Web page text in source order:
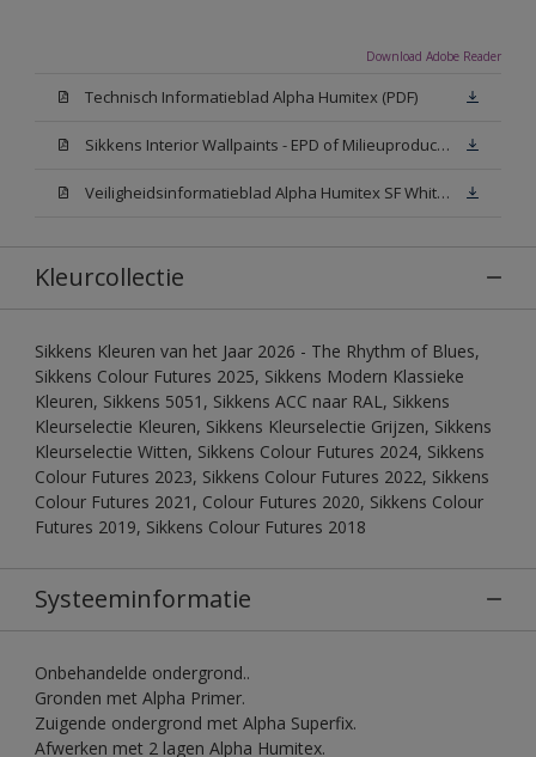
Download Adobe Reader
Technisch Informatieblad Alpha Humitex (PDF)
Sikkens Interior Wallpaints - EPD of Milieuproductverklaring
Veiligheidsinformatieblad Alpha Humitex SF White W05 (MSDS)
Kleurcollectie
Sikkens Kleuren van het Jaar 2026 - The Rhythm of Blues,
Sikkens Colour Futures 2025, Sikkens Modern Klassieke
Kleuren, Sikkens 5051, Sikkens ACC naar RAL, Sikkens
Kleurselectie Kleuren, Sikkens Kleurselectie Grijzen, Sikkens
Kleurselectie Witten, Sikkens Colour Futures 2024, Sikkens
Colour Futures 2023, Sikkens Colour Futures 2022, Sikkens
Colour Futures 2021, Colour Futures 2020, Sikkens Colour
Futures 2019, Sikkens Colour Futures 2018
Systeeminformatie
Onbehandelde ondergrond..
Gronden met Alpha Primer.
Zuigende ondergrond met Alpha Superfix.
Afwerken met 2 lagen Alpha Humitex.